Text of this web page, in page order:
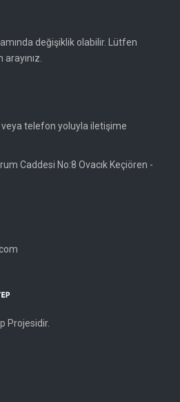
değişiklik olabilir. Lütfen
telefon yoluyla iletişime
Caddesi No:8 Ovacık Keçiören -
Projesidir.